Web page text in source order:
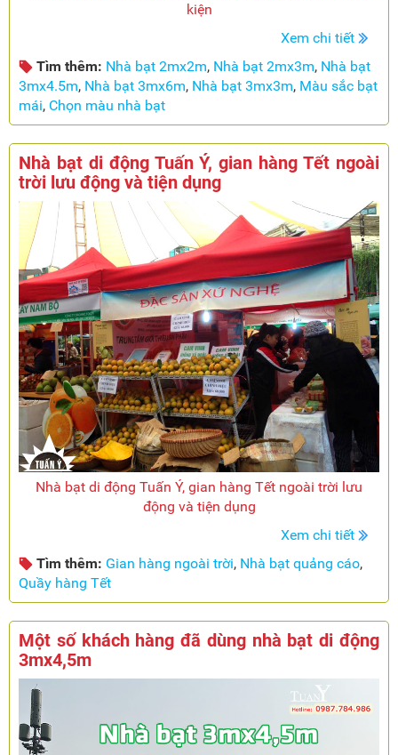
kiện
Xem chi tiết
Tìm thêm: Nhà bạt 2mx2m, Nhà bạt 2mx3m, Nhà bạt
3mx4.5m, Nhà bạt 3mx6m, Nhà bạt 3mx3m, Màu sắc bạt
mái, Chọn màu nhà bạt
Nhà bạt di động Tuấn Ý, gian hàng Tết ngoài
trời lưu động và tiện dụng
Nhà bạt di động Tuấn Ý, gian hàng Tết ngoài trời lưu
động và tiện dụng
Xem chi tiết
Tìm thêm: Gian hàng ngoài trời, Nhà bạt quảng cáo,
Quầy hàng Tết
Một số khách hàng đã dùng nhà bạt di động
3mx4,5m